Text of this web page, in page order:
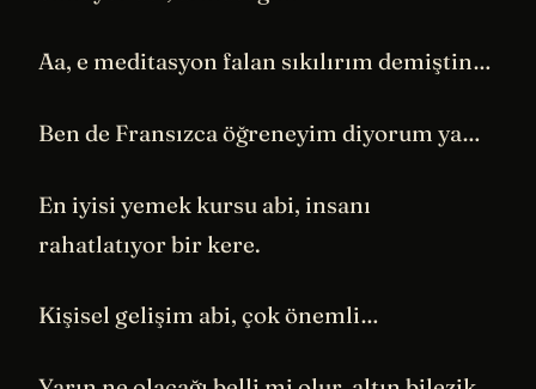
Aa, e meditasyon falan sıkılırım demiştin…
Ben de Fransızca öğreneyim diyorum ya…
En iyisi yemek kursu abi, insanı
rahatlatıyor bir kere.
Kişisel gelişim abi, çok önemli…